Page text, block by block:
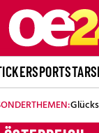
SPORTSTARS